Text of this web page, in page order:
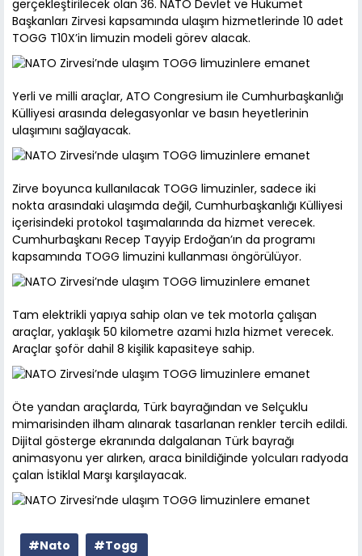
gerçekleştirilecek olan 36. NATO Devlet ve Hükümet
Başkanları Zirvesi kapsamında ulaşım hizmetlerinde 10 adet
TOGG T10X’in limuzin modeli görev alacak.
Yerli ve milli araçlar, ATO Congresium ile Cumhurbaşkanlığı
Külliyesi arasında delegasyonlar ve basın heyetlerinin
ulaşımını sağlayacak.
Zirve boyunca kullanılacak TOGG limuzinler, sadece iki
nokta arasındaki ulaşımda değil, Cumhurbaşkanlığı Külliyesi
içerisindeki protokol taşımalarında da hizmet verecek.
Cumhurbaşkanı Recep Tayyip Erdoğan’ın da programı
kapsamında TOGG limuzini kullanması öngörülüyor.
Tam elektrikli yapıya sahip olan ve tek motorla çalışan
araçlar, yaklaşık 50 kilometre azami hızla hizmet verecek.
Araçlar şoför dahil 8 kişilik kapasiteye sahip.
Öte yandan araçlarda, Türk bayrağından ve Selçuklu
mimarisinden ilham alınarak tasarlanan renkler tercih edildi.
Dijital gösterge ekranında dalgalanan Türk bayrağı
animasyonu yer alırken, araca binildiğinde yolcuları radyoda
çalan İstiklal Marşı karşılayacak.
#Nato #Togg